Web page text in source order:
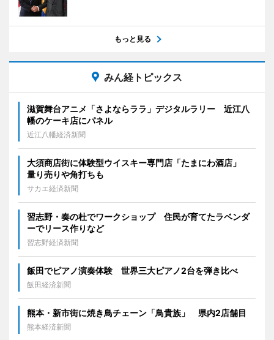
もっと見る
みん経トピックス
滋賀舞台アニメ「さよならララ」デジタルラリー 近江八
幡のケーキ店にパネル
近江八幡経済新聞
大須商店街に体験型ウイスキー専門店「たまにわ酒店」
量り売りや角打ちも
サカエ経済新聞
習志野・奏の杜でワークショップ 住民が育てたラベンダ
ーでリース作りなど
習志野経済新聞
飯田でピアノ演奏体験 世界三大ピアノ2台を弾き比べ
飯田経済新聞
熊本・新市街に焼き鳥チェーン「鳥貴族」 県内2店舗目
熊本経済新聞